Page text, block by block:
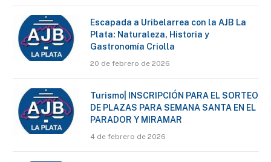
Escapada a Uribelarrea con la AJB La
Plata: Naturaleza, Historia y
Gastronomía Criolla
20 de febrero de 2026
Turismo| INSCRIPCIÓN PARA EL SORTEO
DE PLAZAS PARA SEMANA SANTA EN EL
PARADOR Y MIRAMAR
4 de febrero de 2026